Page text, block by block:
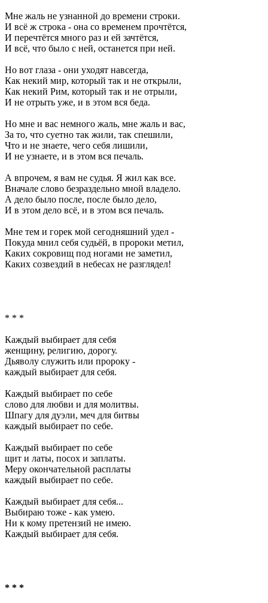
Мне жаль не узнанной до времени строки.
И всё ж строка - она со временем прочтётся,
И перечтётся много раз и ей зачтётся,
И всё, что было с ней, останется при ней.
Но вот глаза - они уходят навсегда,
Как некий мир, который так и не открыли,
Как некий Рим, который так и не отрыли,
И не отрыть уже, и в этом вся беда.
Но мне и вас немного жаль, мне жаль и вас,
За то, что суетно так жили, так спешили,
Что и не знаете, чего себя лишили,
И не узнаете, и в этом вся печаль.
А впрочем, я вам не судья. Я жил как все.
Вначале слово безраздельно мной владело.
А дело было после, после было дело,
И в этом дело всё, и в этом вся печаль.
Мне тем и горек мой сегодняшний удел -
Покуда мнил себя судьёй, в пророки метил,
Каких сокровищ под ногами не заметил,
Каких созвездий в небесах не разглядел!
* * *
Каждый выбирает для себя
женщину, религию, дорогу.
Дьяволу служить или пророку -
каждый выбирает для себя.
Каждый выбирает по себе
слово для любви и для молитвы.
Шпагу для дуэли, меч для битвы
каждый выбирает по себе.
Каждый выбирает по себе
щит и латы, посох и заплаты.
Меру окончательной расплаты
каждый выбирает по себе.
Каждый выбирает для себя...
Выбираю тоже - как умею.
Ни к кому претензий не имею.
Каждый выбирает для себя.
* * *